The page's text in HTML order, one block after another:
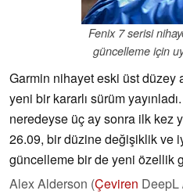
Fenix 7 serisi
güncelleme için
Garmin nihayet eski üst düzey
yeni bir kararlı sürüm
neredeyse üç ay sonra ilk kez
26.09, bir düzine değişiklik ve
güncelleme bir de yeni özellik
Alex Alderson (Çeviren DeepL